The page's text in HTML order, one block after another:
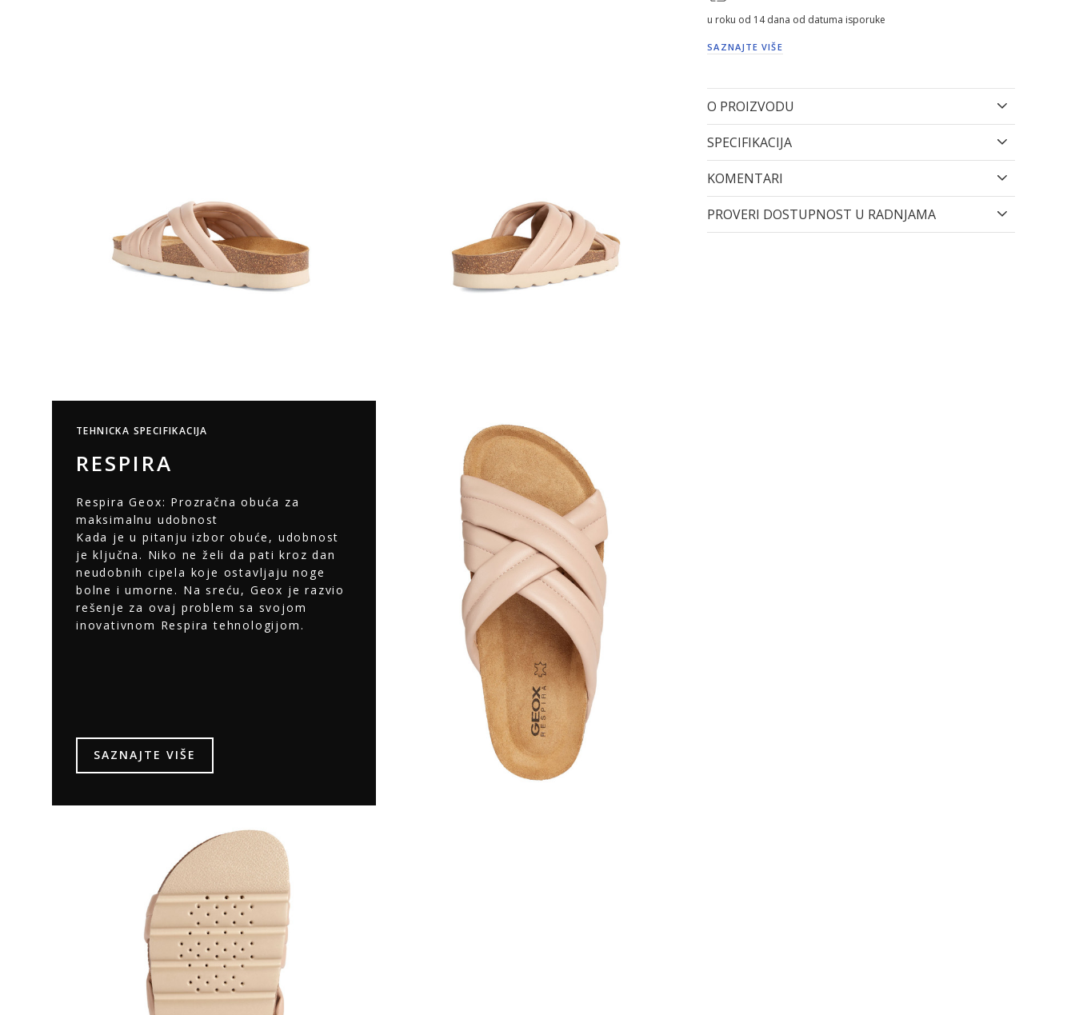
TEHNICKA SPECIFIKACIJA
RESPIRA
Respira Geox: Prozračna obuća za
maksimalnu udobnost
Kada je u pitanju izbor obuće, udobnost
je ključna. Niko ne želi da pati kroz dan
neudobnih cipela koje ostavljaju noge
bolne i umorne. Na sreću, Geox je razvio
rešenje za ovaj problem sa svojom
inovativnom Respira tehnologijom.
SAZNAJTE VIŠE
u roku od 14 dana od datuma isporuke
SAZNAJTE VIŠE
O PROIZVODU
SPECIFIKACIJA
KOMENTARI
PROVERI DOSTUPNOST U RADNJAMA